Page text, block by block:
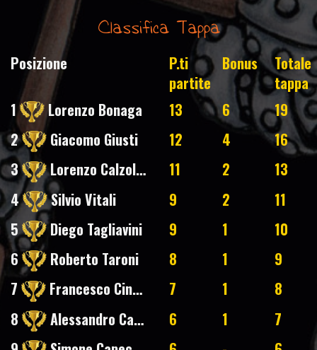
Classifica Tappa
Posizione
P.ti
partite
Bonus
Totale
tappa
1
Lorenzo Bonaga 13 6
19
2
Giacomo Giusti 12 4
16
3
Lorenzo Calzolari 11 2
13
4
Silvio Vitali 9 2
11
5
Diego Tagliavini 9 1
10
6
Roberto Taroni 8 1
9
7
Francesco Cinelli 7 1
8
8
Alessandro Capotosti 6 1
7